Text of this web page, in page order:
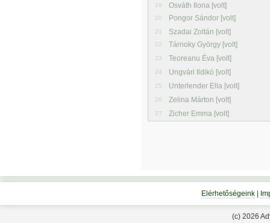
19 Osváth Ilona [volt]
20 Pongor Sándor [volt]
21 Szadai Zoltán [volt]
22 Tárnoky György [volt]
23 Teoreanu Éva [volt]
24 Ungvári Ildikó [volt]
25 Unterlender Ella [volt]
26 Zelina Márton [volt]
27 Zicher Emma [volt]
Elérhetőségeink|
(c) 2026